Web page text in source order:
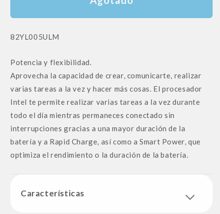
SKU:
82YL005ULM
Potencia y flexibilidad.
Aprovecha la capacidad de crear, comunicarte, realizar
varias tareas a la vez y hacer más cosas. El procesador
Intel te permite realizar varias tareas a la vez durante
todo el día mientras permaneces conectado sin
interrupciones gracias a una mayor duración de la
batería y a Rapid Charge, así como a Smart Power, que
optimiza el rendimiento o la duración de la batería.
Características